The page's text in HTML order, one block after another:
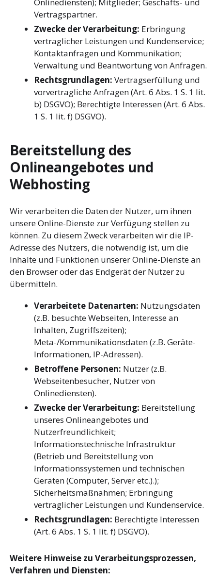
Onlinediensten); Mitglieder; Geschäfts- und
Vertragspartner.
Zwecke der Verarbeitung: Erbringung
vertraglicher Leistungen und Kundenservice;
Kontaktanfragen und Kommunikation;
Verwaltung und Beantwortung von Anfragen.
Rechtsgrundlagen: Vertragserfüllung und
vorvertragliche Anfragen (Art. 6 Abs. 1 S. 1 lit.
b) DSGVO); Berechtigte Interessen (Art. 6 Abs.
1 S. 1 lit. f) DSGVO).
Bereitstellung des
Onlineangebotes und
Webhosting
Wir verarbeiten die Daten der Nutzer, um ihnen
unsere Online-Dienste zur Verfügung stellen zu
können. Zu diesem Zweck verarbeiten wir die IP-
Adresse des Nutzers, die notwendig ist, um die
Inhalte und Funktionen unserer Online-Dienste an
den Browser oder das Endgerät der Nutzer zu
übermitteln.
Verarbeitete Datenarten: Nutzungsdaten
(z.B. besuchte Webseiten, Interesse an
Inhalten, Zugriffszeiten);
Meta-/Kommunikationsdaten (z.B. Geräte-
Informationen, IP-Adressen).
Betroffene Personen: Nutzer (z.B.
Webseitenbesucher, Nutzer von
Onlinediensten).
Zwecke der Verarbeitung: Bereitstellung
unseres Onlineangebotes und
Nutzerfreundlichkeit;
Informationstechnische Infrastruktur
(Betrieb und Bereitstellung von
Informationssystemen und technischen
Geräten (Computer, Server etc.).);
Sicherheitsmaßnahmen; Erbringung
vertraglicher Leistungen und Kundenservice.
Rechtsgrundlagen: Berechtigte Interessen
(Art. 6 Abs. 1 S. 1 lit. f) DSGVO).
Weitere Hinweise zu Verarbeitungsprozessen,
Verfahren und Diensten: